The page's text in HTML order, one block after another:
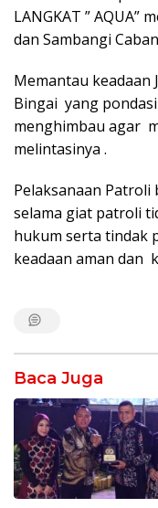
LANGKAT ” AQUA”
dan Sambangi
Memantau keadaan
Bingai yang
menghimbau agar
melintasinya .
Pelaksanaan Patroli
selama giat patroli
hukum serta tindak
keadaan aman dan
Baca Juga